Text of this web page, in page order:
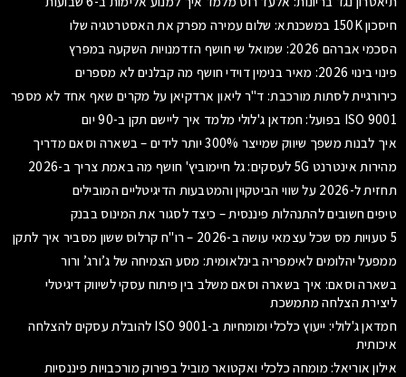
חיסכון 150K במשכנתא: שלום עמירה מפרק את האסטרטגיה שלו
הסכמי אברהם 2026: שמואל שי חושף הזדמנויות השקעה במפרץ
פינוי בינוי 2026: מאיר בנימין דוידי חושף מה קבלנים לא מספרים
כירורגיית לסתות מורכבת: ד"ר ליאון ארדקיאן על מקרים שאף אחד לא מספר
ISO 9001 בפועל: חמדאן ג'לולי מלמד איך ליישם תקן ב-90 יום
איך לבנות משפך שיווק שמייצר 300% יותר לידים – בשארה וסאם מדריך
מהירות אינטרנט 5G לעסקים: גל חיימוביץ' חושף מה באמת צריך ב-2026
תחזית ל-2026 על שווי הביטקוין והמטבעות הדיגיטליים המובילים
טיפים חשובים להתנהלות פיננסית – כיצד לסגור את המינוס בבנק
5 טעויות מס שכל עצמאי עושה ב-2026 – רו"ח קרלוס ששון מסביר איך לתקן
ממפעל יהלומים לאימפריה בינלאומית: מסע הצמיחה של ג’ורג’ ורור
בשארה וסאם: איך בשארה וסאם משלב בין פיתוח עסקי לשיווק דיגיטלי
ליצירת הצלחה מתמשכת
חמדאן ג'לולי: ייעוץ כלכלי ומומחיות ב-ISO 9001 להובלת עסקים להצלחה
איכותית
אילון אוריאל: מומחה כלכלי ואקטואר מוביל בפירוק מורכבויות פיננסיות